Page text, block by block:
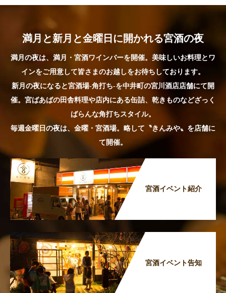
満月と新月と金曜日に開かれる宮酒の夜
満月の夜は、満月・宮酒ワインバーを開催。美味しいお料理とワ
インをご用意して皆さまのお越しをお待ちしております。
新月の夜になると宮酒場-角打ち-を中井町の宮川酒店店舗にて開
催。宮ばあばの田舎料理や店内にある缶詰、乾きものなどざっく
ばらんな角打ちスタイル。
毎週金曜日の夜は、金曜・宮酒場。略して〝きんみや〟を店舗に
て開催。
宮酒イベント紹介
宮酒イベント告知